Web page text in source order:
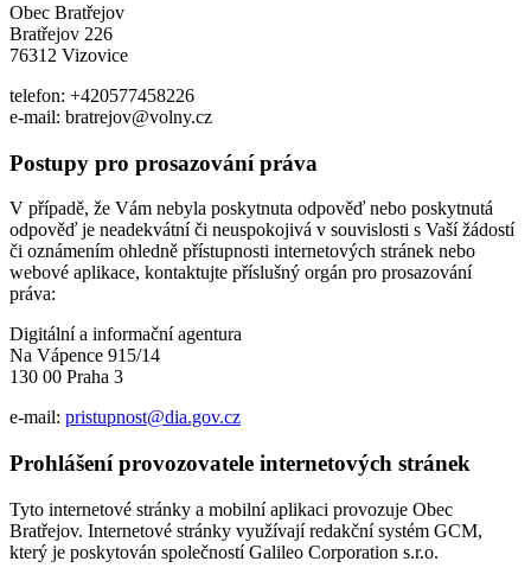
Obec Bratřejov
Bratřejov 226
76312 Vizovice
telefon: +420577458226
e-mail: bratrejov@volny.cz
Postupy pro prosazování práva
V případě, že Vám nebyla poskytnuta odpověď nebo poskytnutá
odpověď je neadekvátní či neuspokojivá v souvislosti s Vaší žádostí
či oznámením ohledně přístupnosti internetových stránek nebo
webové aplikace, kontaktujte příslušný orgán pro prosazování
práva:
Digitální a informační agentura
Na Vápence 915/14
130 00 Praha 3
e-mail: pristupnost@dia.gov.cz
Prohlášení provozovatele internetových stránek
Tyto internetové stránky a mobilní aplikaci provozuje Obec
Bratřejov. Internetové stránky využívají redakční systém GCM,
který je poskytován společností Galileo Corporation s.r.o.